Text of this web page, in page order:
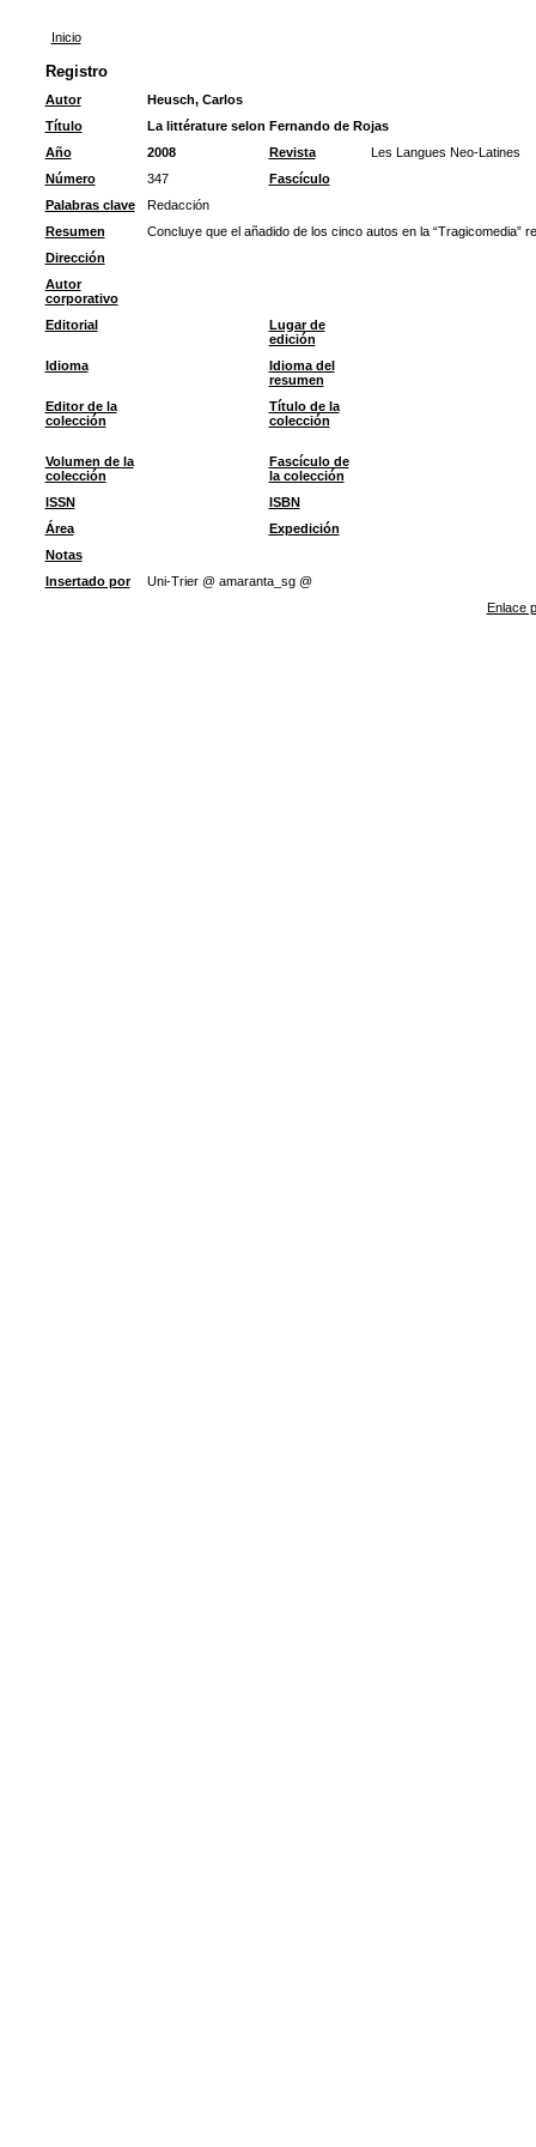
Inicio
Registro
Autor
Heusch, Carlos
Título
La littérature selon Fernando de Rojas
Año
2008 Revista
Les Langues Neo-Latines
Número
347
Fascículo
Palabras clave
Redacción
Resumen
Concluye que el añadido de los cinco autos en la “Tragicomedia”
Dirección
Autor
corporativo
Editorial
Lugar de
edición
Idioma
Idioma del
resumen
Editor de la
colección
Título de la
colección
Volumen de la
colección
Fascículo de
la colección
ISSN
ISBN
Área
Expedición
Notas
Insertado por
Uni-Trier @ amaranta_sg @
Enlace